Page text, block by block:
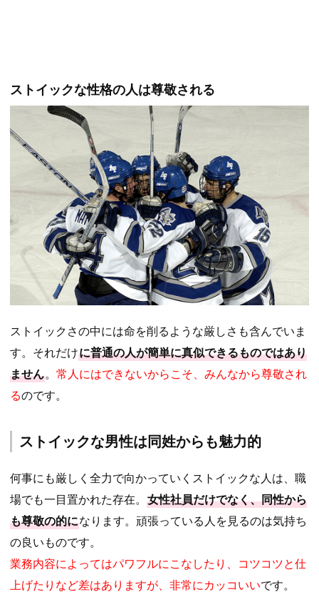
ストイックな性格の人は尊敬される
ストイックさの中には命を削るような厳しさも含んでいま
す。それだけに普通の人が簡単に真似できるものではあり
ません。 常人にはできないからこそ、みんなから尊敬され
るのです。
ストイックな男性は同姓からも魅力的
何事にも厳しく全力で向かっていくストイックな人は、職
場でも一目置かれた存在。 女性社員だけでなく、同性から
も尊敬の的になります。頑張っている人を見るのは気持ち
の良いものです。
業務内容によってはパワフルにこなしたり、コツコツと仕
上げたりなど差はありますが、非常にカッコいいです。